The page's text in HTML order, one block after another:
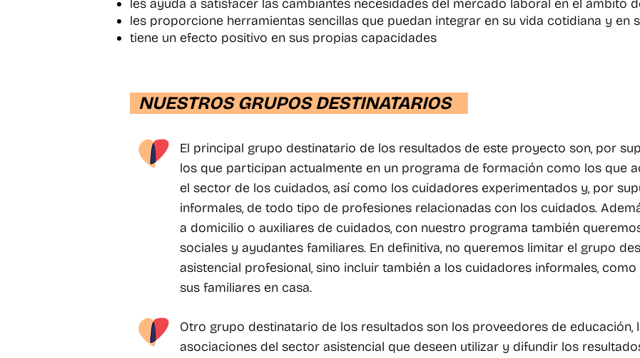
les ayuda a satisfacer las cambiantes necesidades del mercado laboral en el ámbito
les proporcione herramientas sencillas que puedan integrar en su vida cotidiana y en
tiene un efecto positivo en sus propias capacidades
NUESTROS GRUPOS DESTINATARIOS
El principal grupo destinatario de los resultados de este proyecto son, por
los que participan actualmente en un programa de formación como los que
el sector de los cuidados, así como los cuidadores experimentados y, por
informales, de todo tipo de profesiones relacionadas con los cuidados.
a domicilio o auxiliares de cuidados, con nuestro programa también
sociales y ayudantes familiares. En definitiva, no queremos limitar el grupo
asistencial profesional, sino incluir también a los cuidadores informales,
sus familiares en casa.
Otro grupo destinatario de los resultados son los proveedores de educación,
asociaciones del sector asistencial que deseen utilizar y difundir los